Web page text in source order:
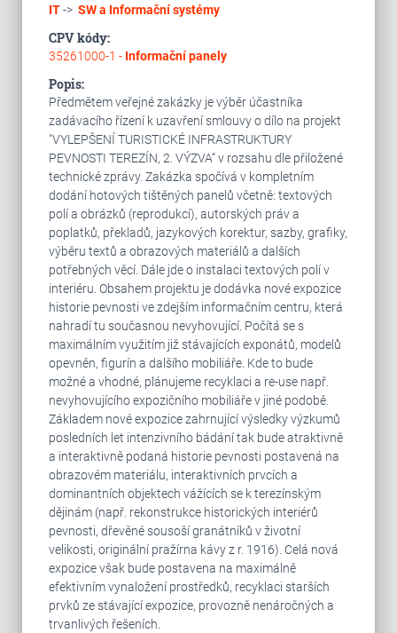
IT-> SW a Informační systémy
CPV kódy:
35261000-1 - Informační panely
Popis:
Předmětem veřejné zakázky je výběr účastníka
zadávacího řízení k uzavření smlouvy o dílo na projekt
"VYLEPŠENÍ TURISTICKÉ INFRASTRUKTURY
PEVNOSTI TEREZÍN, 2. VÝZVA“ v rozsahu dle přiložené
technické zprávy. Zakázka spočívá v kompletním
dodání hotových tištěných panelů včetně: textových
polí a obrázků (reprodukcí), autorských práv a
poplatků, překladů, jazykových korektur, sazby, grafiky,
výběru textů a obrazových materiálů a dalších
potřebných věcí. Dále jde o instalaci textových polí v
interiéru. Obsahem projektu je dodávka nové expozice
historie pevnosti ve zdejším informačním centru, která
nahradí tu současnou nevyhovující. Počítá se s
maximálním využitím již stávajících exponátů, modelů
opevněn, figurín a dalšího mobiliáře. Kde to bude
možné a vhodné, plánujeme recyklaci a re-use např.
nevyhovujícího expozičního mobiliáře v jiné podobě.
Základem nové expozice zahrnující výsledky výzkumů
posledních let intenzivního bádání tak bude atraktivně
a interaktivně podaná historie pevnosti postavená na
obrazovém materiálu, interaktivních prvcích a
dominantních objektech vážících se k terezínským
dějinám (např. rekonstrukce historických interiérů
pevnosti, dřevěné sousoší granátníků v životní
velikosti, originální pražírna kávy z r. 1916). Celá nová
expozice však bude postavena na maximálně
efektivním vynaložení prostředků, recyklaci starších
prvků ze stávající expozice, provozně nenáročných a
trvanlivých řešeních.